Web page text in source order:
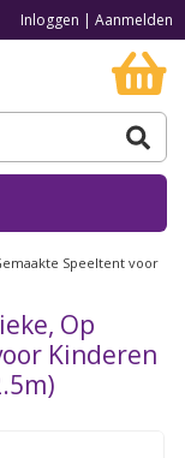
Inloggen | Aanmelden
Speeltent voor
Op
Kinderen